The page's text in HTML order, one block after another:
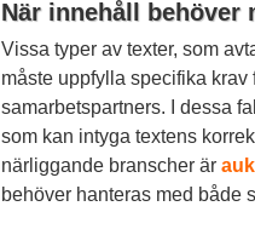
När innehåll behöver
Vissa typer av texter, som
måste uppfylla specifika
samarbetspartners. I dessa
som kan intyga textens
närliggande branscher är
behöver hanteras med både